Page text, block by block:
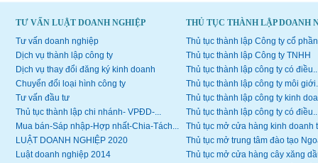
TƯ VẤN LUẬT DOANH NGHIỆP
Tư vấn doanh nghiệp
Dịch vụ thành lập công ty
Dịch vụ thay đổi đăng ký kinh doanh
Chuyển đổi loại hình công ty
Tư vấn đầu tư
Thủ tục thành lập chi nhánh- VPĐD-...
Mua bán-Sáp nhập-Hợp nhất-Chia-Tách...
LUẬT DOANH NGHIỆP 2020
Luật doanh nghiệp 2014
THỦ TỤC THÀNH LẬP DOANH
Thủ tục thành lập Công ty cổ phần
Thủ tục thành lập Công ty TNHH
Thủ tục thành lập công ty có
Thủ tục thành lập công ty môi
Thủ tục thành lập công ty kinh
Thủ tục thành lập công ty có
Thủ tục mở cửa hàng kinh doanh
Thủ tục mở trung tâm đào tạo
Thủ tục mở cửa hàng cây xăng